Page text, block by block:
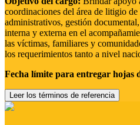
coordinaciones del área de litigio
administrativos, gestión
interna y externa en el
las víctimas, familiares y
los requerimientos tanto a nivel
Fecha límite para entregar hojas
Leer los términos de referencia